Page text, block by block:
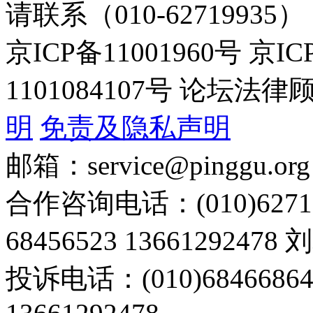
请联系（010-62719935）
京ICP备11001960号 京
1101084107号 论坛法律
明 免责及隐私声明
邮箱：service@pinggu.org
合作咨询电话：
68456523 13661292478
投诉电话：